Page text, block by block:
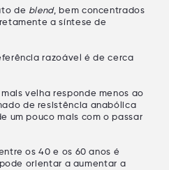
de blend, bem concentrados
asíntese de
razoável é de cerca
velha responde menos ao
de resistência anabólica
um pouco mais com o passar
os 40 e os 60 anos é
orientar a aumentar a